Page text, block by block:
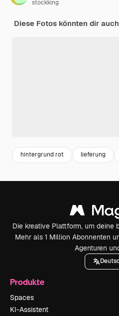
stockking
Diese Fotos könnten dir
hintergrund rot lieferung
Die kreative Plattform, um deine
Mehr als 1 Million Abonnenten
Agenturen
Produkte
Spaces
KI-Assistent